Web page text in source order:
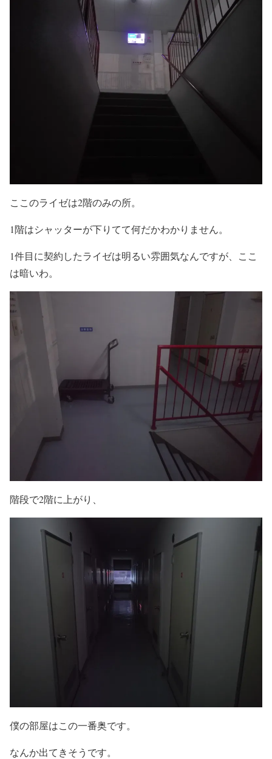
ここのライゼは2階のみの所。
1階はシャッターが下りてて何だかわかりません。
1件目に契約したライゼは明るい雰囲気なんですが、ここ
は暗いわ。
階段で2階に上がり、
僕の部屋はこの一番奥です。
なんか出てきそうです。